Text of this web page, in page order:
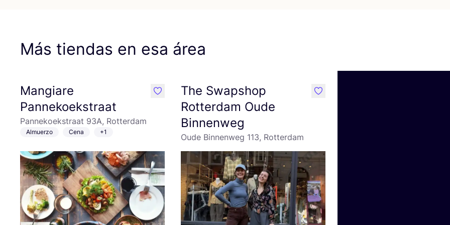
Más tiendas en esa área
Mangiare
Pannekoekstraat
Pannekoekstraat 93A, Rotterdam
Almuerzo Cena +1
like
The Swapshop
Rotterdam Oude
Binnenweg
Oude Binnenweg 113, Rotterdam
like